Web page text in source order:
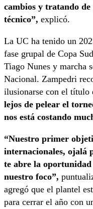
cambios y tratando de
técnico”, explicó.
La UC ha tenido un
fase grupal de Copa
Tiago Nunes y marcha
Nacional. Zampedri
ilusionarse con el título
lejos de pelear el
nos está costando
“Nuestro primer
internacionales, ojalá
te abre la oportunidad
nuestro foco”,
agregó que el plantel
para cerrar el año con